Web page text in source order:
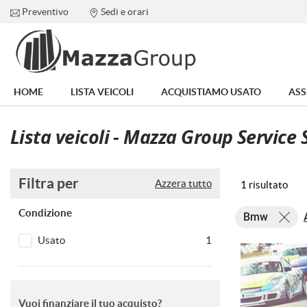
HOME
LISTA VEICOLI
ACQUISTIAMO USATO
ASSISTENZA
AZIENDA
Preventivo Sedi e orari
HOME LISTA VEICOLI ACQUISTIAMO USATO
Lista veicoli - Mazza Group Service
Azzera tutto
Filtra per
Condizione
Usato 1
Vuoi finanziare il tuo acquisto?
1 risultato
Bmw
tue
preferenze
di
Il
pannello
ti
esprimere
tue
alle
di